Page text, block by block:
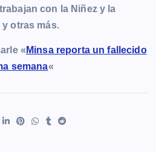
con la Niñez y la
otras más.
« Minsa reporta un fallecido
semana«